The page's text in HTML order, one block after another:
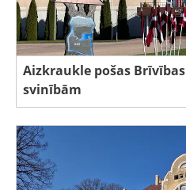
Aizkraukle pošas
svinībām